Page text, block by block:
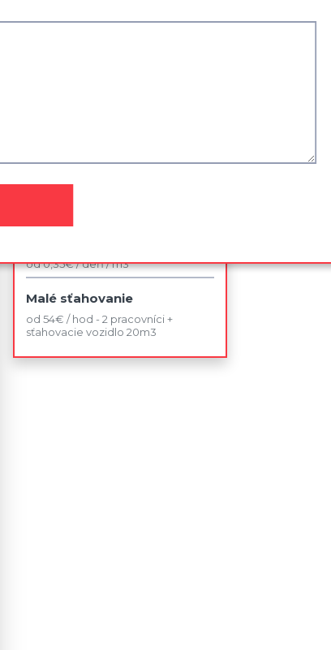
Najviac využívané služby
Likvidácia nábytku
od 0,35€ / deň / m3
Malé sťahovanie
od 54€ / hod - 2 pracovníci +
sťahovacie vozidlo 20m3